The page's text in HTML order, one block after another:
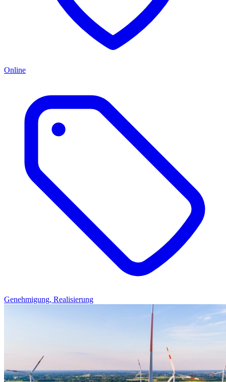
Online
Genehmigung, Realisierung